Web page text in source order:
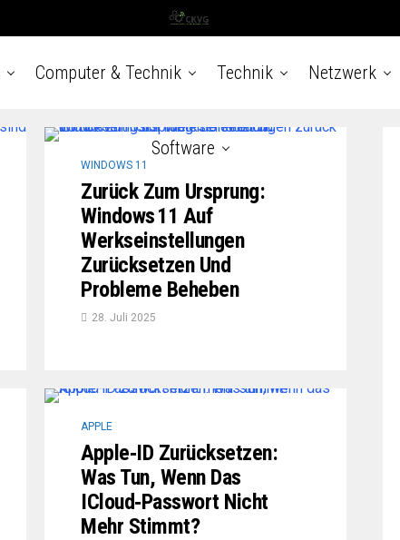
Computer & Technik Technik Netzwerk
Software
WINDOWS 11
Zurück Zum Ursprung:
Windows 11 Auf
Werkseinstellungen
Zurücksetzen Und
Probleme Beheben
28. Juli 2025
APPLE
Apple‑ID Zurücksetzen:
Was Tun, Wenn Das
ICloud‑Passwort Nicht
Mehr Stimmt?